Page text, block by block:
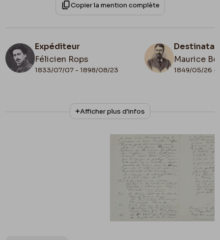
Copier la mention complète
Expéditeur
Félicien Rops
1833/07/07 - 1898/08/23
Maurice
1849/05/26 -
N° d'inventaire
Bon/LE/105
Collationnage
Scan
Belgique, Province de Namur, musée Félicien
Afficher plus d'infos